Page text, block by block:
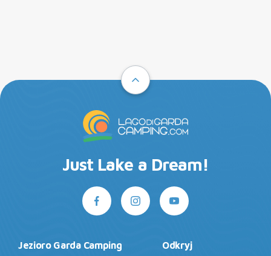
Just Lake a Dream!
Jezioro Garda Camping Odkryj